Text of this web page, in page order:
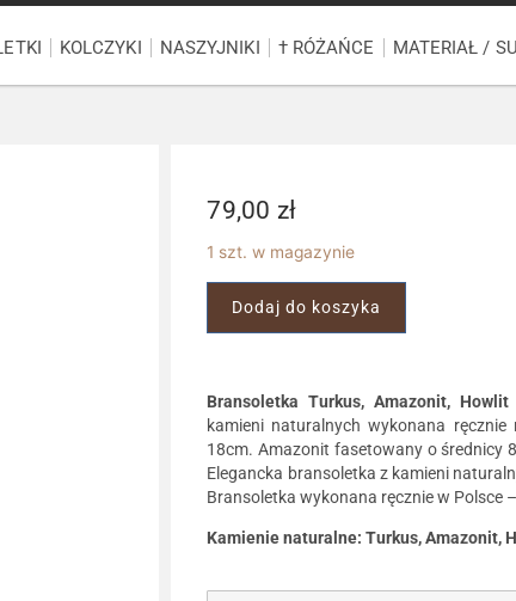
KOLCZYKI NASZYJNIKI † RÓŻAŃCE MATERIAŁ /
79,00 zł
1 szt. w magazynie
Dodaj do koszyka
Bransoletka Turkus, Amazonit,
kamieni naturalnych wykonana
18cm. Amazonit fasetowany o średnicy
Elegancka bransoletka z kamieni
Bransoletka wykonana ręcznie w Polsce
Kamienie naturalne: Turkus, Amazonit,